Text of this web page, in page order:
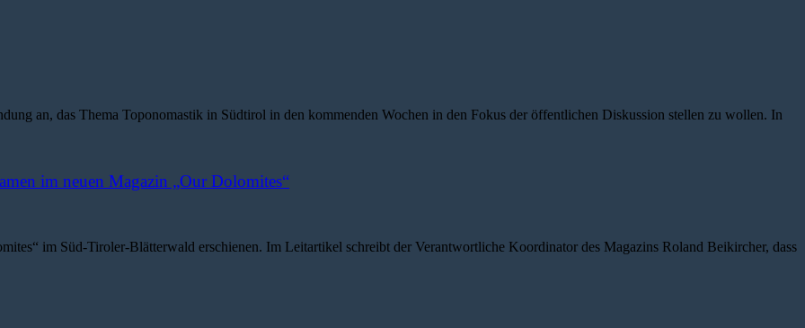
an, das Thema Toponomastik in Südtirol in den kommenden Wochen in den Fokus der öffentlichen Diskussion stellen zu wollen. In
im neuen Magazin „Our Dolomites“
im Süd-Tiroler-Blätterwald erschienen. Im Leitartikel schreibt der Verantwortliche Koordinator des Magazins Roland Beikircher, dass